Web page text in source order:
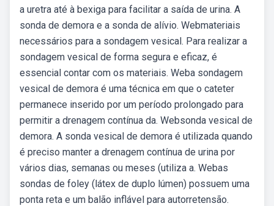
a uretra até à bexiga para facilitar a saída de urina. A
sonda de demora e a sonda de alívio. Webmateriais
necessários para a sondagem vesical. Para realizar a
sondagem vesical de forma segura e eficaz, é
essencial contar com os materiais. Weba sondagem
vesical de demora é uma técnica em que o cateter
permanece inserido por um período prolongado para
permitir a drenagem contínua da. Websonda vesical de
demora. A sonda vesical de demora é utilizada quando
é preciso manter a drenagem contínua de urina por
vários dias, semanas ou meses (utiliza a. Webas
sondas de foley (látex de duplo lúmen) possuem uma
ponta reta e um balão inflável para autorretensão.